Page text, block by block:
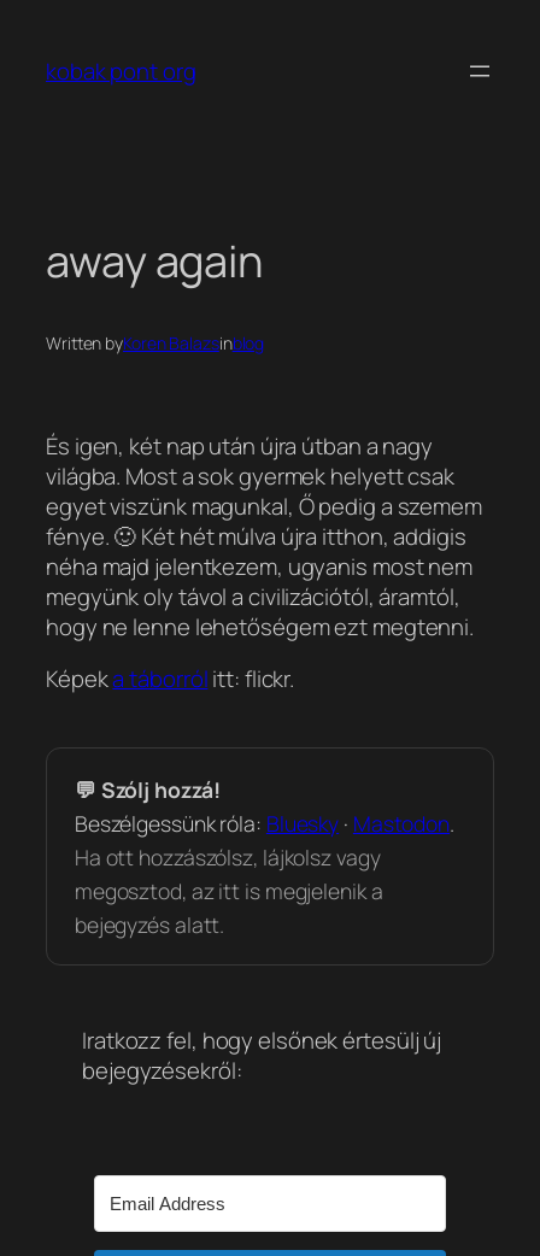
tartalomhoz
kobak pont org
away again
Written byKoren Balazsinblog
És igen, két nap után újra útban a nagy
világba. Most a sok gyermek helyett csak
egyet viszünk magunkal, Ő pedig a szemem
fénye. 🙂 Két hét múlva újra itthon, addigis
néha majd jelentkezem, ugyanis most nem
megyünk oly távol a civilizációtól, áramtól,
hogy ne lenne lehetőségem ezt megtenni.
Képeka táborrólitt: flickr.
💬 Szólj hozzá!
Beszélgessünk róla: Bluesky · Mastodon.
Ha ott hozzászólsz, lájkolsz vagy
megosztod, az itt is megjelenik a
bejegyzés alatt.
Iratkozz fel, hogy elsőnek értesülj új
bejegyzésekről: